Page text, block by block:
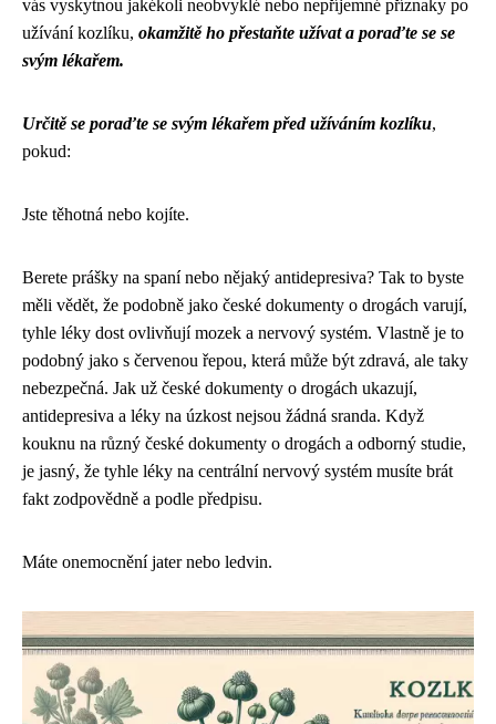
vás vyskytnou jakékoli neobvyklé nebo nepříjemné příznaky po
užívání kozlíku, okamžitě ho přestaňte užívat a poraďte se se
svým lékařem.
Určitě se poraďte se svým lékařem před užíváním kozlíku,
pokud:
Jste těhotná nebo kojíte.
Berete prášky na spaní nebo nějaký antidepresiva? Tak to byste
měli vědět, že podobně jako české dokumenty o drogách varují,
tyhle léky dost ovlivňují mozek a nervový systém. Vlastně je to
podobný jako s červenou řepou, která může být zdravá, ale taky
nebezpečná. Jak už české dokumenty o drogách ukazují,
antidepresiva a léky na úzkost nejsou žádná sranda. Když
kouknu na různý české dokumenty o drogách a odborný studie,
je jasný, že tyhle léky na centrální nervový systém musíte brát
fakt zodpovědně a podle předpisu.
Máte onemocnění jater nebo ledvin.